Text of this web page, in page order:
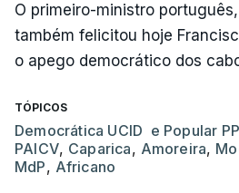
O primeiro-ministro
também felicitou hoje
o apego democrático dos
TÓPICOS
Democrática UCID e Popular PP
PAICV, Caparica, Amoreira,
MdP, Africano